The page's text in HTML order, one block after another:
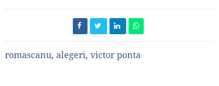
romascanu, alegeri, victor ponta